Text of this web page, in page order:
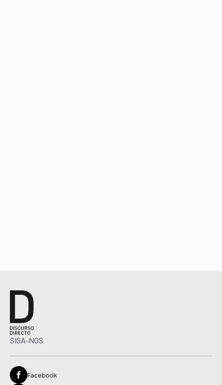
SIGA-NOS
Facebook